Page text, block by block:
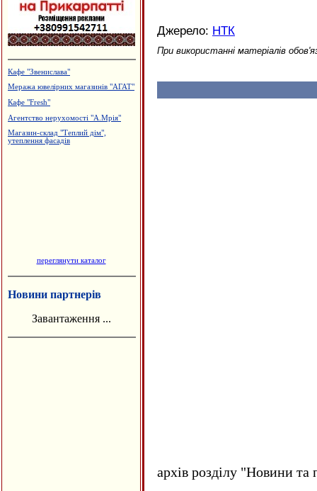
Меблева фабрика "ТТТ"
Утеплення та оздоблення будинків.
"Беркут"
Гуртовня канцтоварів
переглянути каталог
Новини партнерів
Завантаження ...
Джерело: НТК
При використанні матеріалів
архів розділу "Новини та